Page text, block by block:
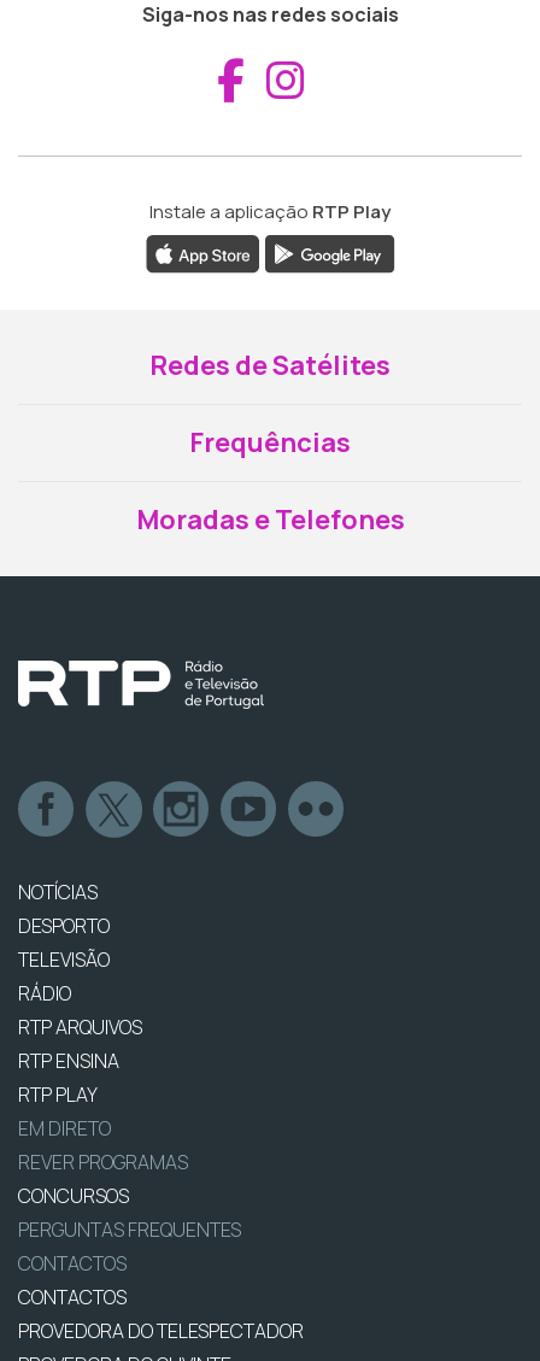
Siga-nos nas redes sociais
Aceder ao
Instale a aplicação RTP Play
Redes de Satélites
Frequências
Moradas e Telefones
NOTÍCIAS
DESPORTO
TELEVISÃO
RÁDIO
RTP ARQUIVOS
RTP ENSINA
RTP PLAY
EM DIRETO
REVER PROGRAMAS
CONCURSOS
PERGUNTAS FREQUENTES
CONTACTOS
CONTACTOS
PROVEDORA DO TELESPECTADOR